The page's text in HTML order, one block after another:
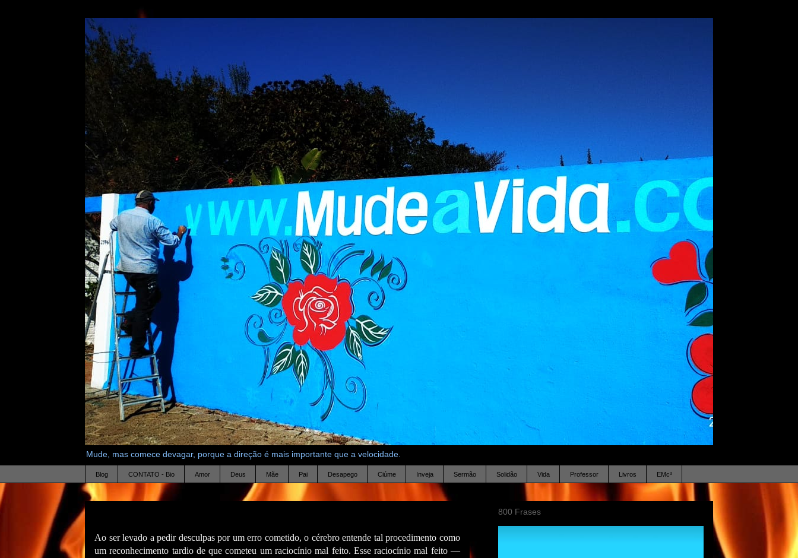
Mude, mas comece devagar, porque a direção é mais importante que a velocidade.
Blog CONTATO - Bio Amor Deus Mãe Pai Desapego Ciúme Inveja Sermão Solidão Vida Professor Livros EMc³
Ao ser levado a pedir desculpas por um erro cometido, o cérebro entende tal procedimento como
um reconhecimento tardio de que cometeu um raciocínio mal feito. Esse raciocínio mal feito —
800 Frases